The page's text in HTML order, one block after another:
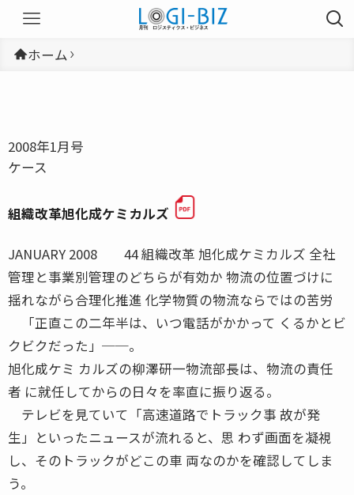
ホーム
2008年1月号
ケース
組織改革旭化成ケミカルズ
JANUARY 2008 44 組織改革 旭化成ケミカルズ 全社
管理と事業別管理のどちらが有効か 物流の位置づけに
揺れながら合理化推進 化学物質の物流ならではの苦労
「正直この二年半は、いつ電話がかかって くるかとビ
クビクだった」──。
旭化成ケミ カルズの柳澤研一物流部長は、物流の責任
者 に就任してからの日々を率直に振り返る。
テレビを見ていて「高速道路でトラック事 故が発
生」といったニュースが流れると、思 わず画面を凝視
し、そのトラックがどこの車 両なのかを確認してしま
う。